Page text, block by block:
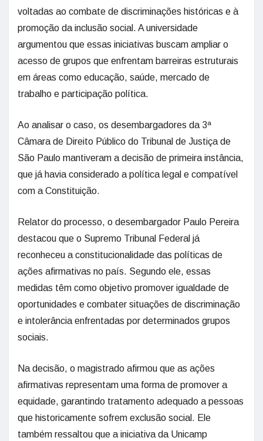
voltadas ao combate de discriminações históricas e à
promoção da inclusão social. A universidade
argumentou que essas iniciativas buscam ampliar o
acesso de grupos que enfrentam barreiras estruturais
em áreas como educação, saúde, mercado de
trabalho e participação política.
Ao analisar o caso, os desembargadores da 3ª
Câmara de Direito Público do Tribunal de Justiça de
São Paulo mantiveram a decisão de primeira instância,
que já havia considerado a política legal e compatível
com a Constituição.
Relator do processo, o desembargador Paulo Pereira
destacou que o Supremo Tribunal Federal já
reconheceu a constitucionalidade das políticas de
ações afirmativas no país. Segundo ele, essas
medidas têm como objetivo promover igualdade de
oportunidades e combater situações de discriminação
e intolerância enfrentadas por determinados grupos
sociais.
Na decisão, o magistrado afirmou que as ações
afirmativas representam uma forma de promover a
equidade, garantindo tratamento adequado a pessoas
que historicamente sofrem exclusão social. Ele
também ressaltou que a iniciativa da Unicamp